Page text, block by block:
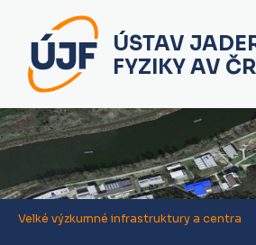
ÚSTAV
FYZIKY AV ČR
Velké výzkumné infrastruktury a centra